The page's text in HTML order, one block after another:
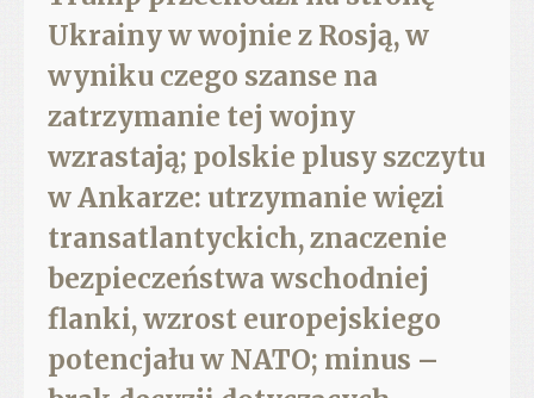
Ukrainy w wojnie z Rosją, w
wyniku czego szanse na
zatrzymanie tej wojny
wzrastają; polskie plusy szczytu
w Ankarze: utrzymanie więzi
transatlantyckich, znaczenie
bezpieczeństwa wschodniej
flanki, wzrost europejskiego
potencjału w NATO; minus –